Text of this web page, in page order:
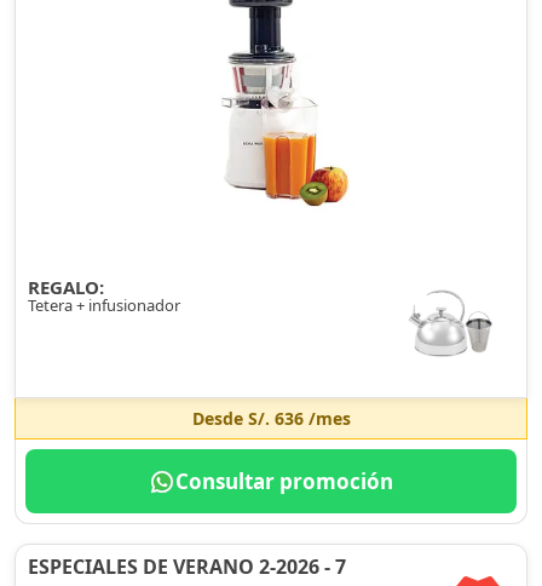
REGALO:
Tetera + infusionador
Desde S/. 636/mes
Consultar promoción
ESPECIALES DE VERANO 2-2026 - 7